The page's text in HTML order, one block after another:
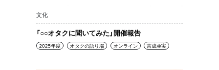
文化
「○○オタクに聞いてみた」開催報告
2025年度 オタクの語り場 オンライン 吉成亜実